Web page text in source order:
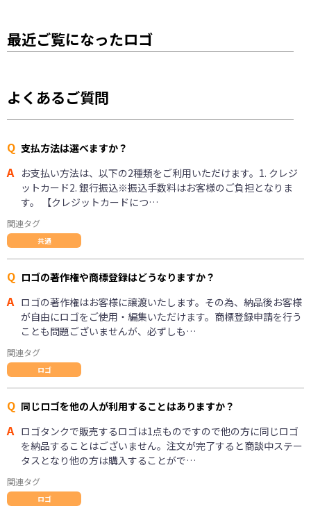
最近ご覧になったロゴ
よくあるご質問
Q 支払方法は選べますか？
A お支払い方法は、以下の2種類をご利用いただけます。1. クレジ
ットカード2. 銀行振込※振込手数料はお客様のご負担となりま
す。 【クレジットカードにつ…
関連タグ
共通
Q ロゴの著作権や商標登録はどうなりますか？
A ロゴの著作権はお客様に譲渡いたします。その為、納品後お客様
が自由にロゴをご使用・編集いただけます。商標登録申請を行う
ことも問題ございませんが、必ずしも…
関連タグ
ロゴ
Q 同じロゴを他の人が利用することはありますか？
A ロゴタンクで販売するロゴは1点ものですので他の方に同じロゴ
を納品することはございません。注文が完了すると商談中ステー
タスとなり他の方は購入することがで…
関連タグ
ロゴ